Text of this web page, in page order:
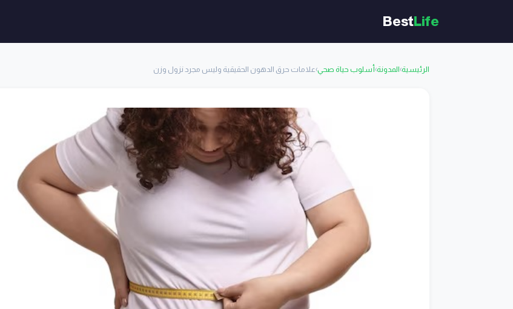
BestLife
الرئيسية›المدونة›أسلوب حياة صحي›علامات حرق الدهون الحقيقية وليس مجرد نزول وزن